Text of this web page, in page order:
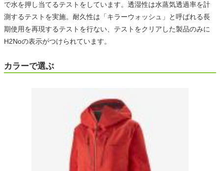
で水を押し当てるテストをしています。透湿性は水蒸気透過率を計
測するテストを実施。耐久性は「キラーウォッシュ」と呼ばれる長
期使用を再現するテストを行ない、テストをクリアした製品のみに
H2Noの表示がつけられています。
カラーで選ぶ